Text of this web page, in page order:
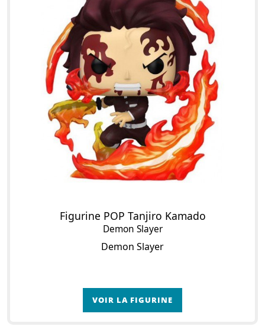
Figurine POP Tanjiro Kamado
Demon Slayer
Demon Slayer
VOIR LA FIGURINE